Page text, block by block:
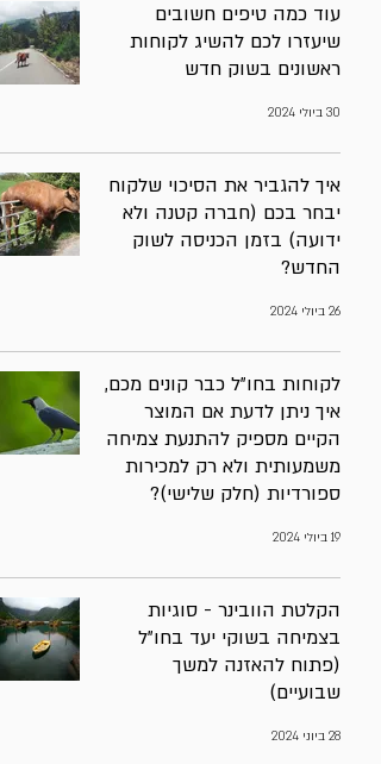
עוד כמה טיפים חשובים
שיעזרו לכם להשיג לקוחות
ראשונים בשוק חדש
30 ביולי 2024
איך להגביר את הסיכוי שלקוח
יבחר בכם (חברה קטנה ולא
ידועה) בזמן הכניסה לשוק
החדש?
26 ביולי 2024
לקוחות בחו"ל כבר קונים מכם,
איך ניתן לדעת אם המוצר
הקיים מספיק להתנעת צמיחה
משמעותית ולא רק למכירות
ספורדיות (חלק שלישי)?
19 ביולי 2024
הקלטת הוובינר - סוגיות
בצמיחה בשוקי יעד בחו"ל
(פתוח להאזנה למשך
שבועיים)
28 ביוני 2024